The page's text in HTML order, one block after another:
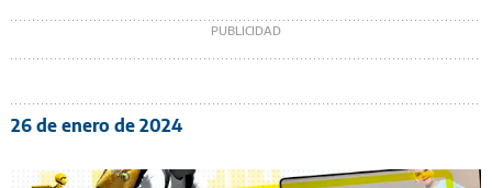
26 de enero de 2024